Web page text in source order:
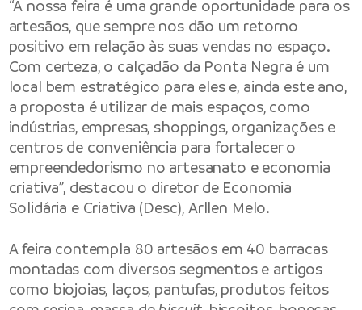
“A nossa feira é uma grande oportunidade para os
artesãos, que sempre nos dão um retorno
positivo em relação às suas vendas no espaço.
Com certeza, o calçadão da Ponta Negra é um
local bem estratégico para eles e, ainda este ano,
a proposta é utilizar de mais espaços, como
indústrias, empresas, shoppings, organizações e
centros de conveniência para fortalecer o
empreendedorismo no artesanato e economia
criativa”, destacou o diretor de Economia
Solidária e Criativa (Desc), Arllen Melo.
A feira contempla 80 artesãos em 40 barracas
montadas com diversos segmentos e artigos
como biojoias, laços, pantufas, produtos feitos